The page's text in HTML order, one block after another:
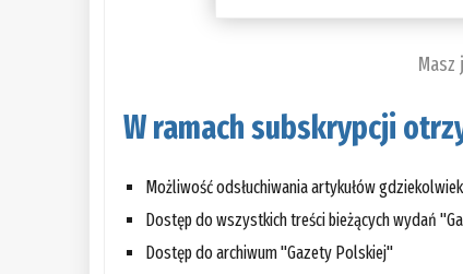
W ramach subskrypcji
Możliwość odsłuchiwania artykułów
Dostęp do wszystkich treści bieżących wydań
Dostęp do archiwum "Gazety Polskiej"